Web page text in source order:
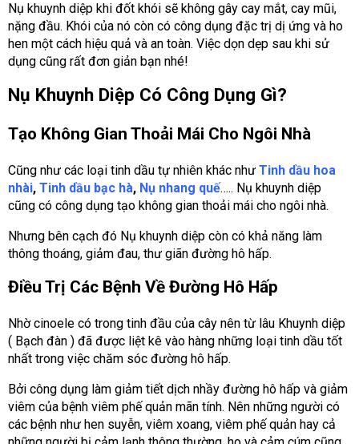
Nụ khuynh diệp khi đốt khói sẽ không gây cay mắt, cay mũi,
nặng đầu. Khói của nó còn có công dụng đặc trị dị ứng và ho
hen một cách hiệu quả và an toàn. Việc dọn dẹp sau khi sử
dụng cũng rất đơn giản bạn nhé!
Nụ Khuynh Diệp Có Công Dụng Gì?
Tạo Không Gian Thoải Mái Cho Ngôi Nhà
Cũng như các loại tinh dầu tự nhiên khác như Tinh dầu hoa
nhài, Tinh dầu bạc hà, Nụ nhang quế….. Nụ khuynh diệp
cũng có công dụng tạo không gian thoải mái cho ngôi nhà.
Nhưng bên cạch đó Nụ khuynh diệp còn có khả năng làm
thông thoáng, giảm đau, thư giãn đường hô hấp.
Điều Trị Các Bệnh Về Đường Hô Hấp
Nhờ cinoele có trong tinh đầu của cây nên từ lâu Khuynh diệp
( Bạch đàn ) đã được liệt kê vào hàng những loại tinh dầu tốt
nhất trong việc chăm sóc đường hô hấp.
Bởi công dụng làm giảm tiết dịch nhầy đường hô hấp và giảm
viêm của bệnh viêm phế quản mãn tính. Nên những người có
các bệnh như hen suyễn, viêm xoang, viêm phế quản hay cả